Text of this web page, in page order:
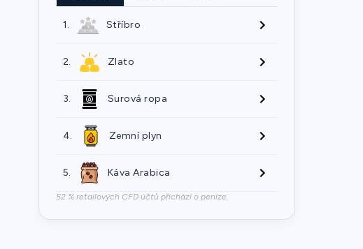
1. Stříbro
2. Zlato
3. Surová ropa
4. Zemní plyn
5. Káva Arabica
52 % retailových CFD účtů přichází o peníze.